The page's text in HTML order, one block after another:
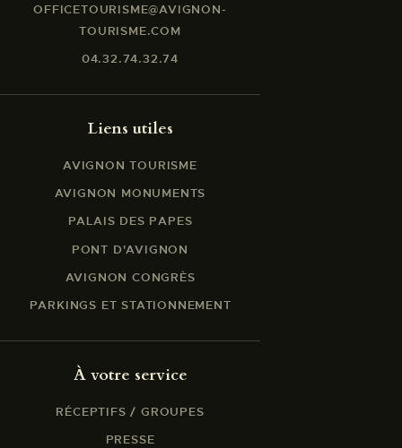
OFFICETOURISME@AVIGNON-
TOURISME.COM
04.32.74.32.74
Liens utiles
AVIGNON TOURISME
AVIGNON MONUMENTS
PALAIS DES PAPES
PONT D'AVIGNON
AVIGNON CONGRÈS
PARKINGS ET STATIONNEMENT
À votre service
RÉCEPTIFS / GROUPES
PRESSE